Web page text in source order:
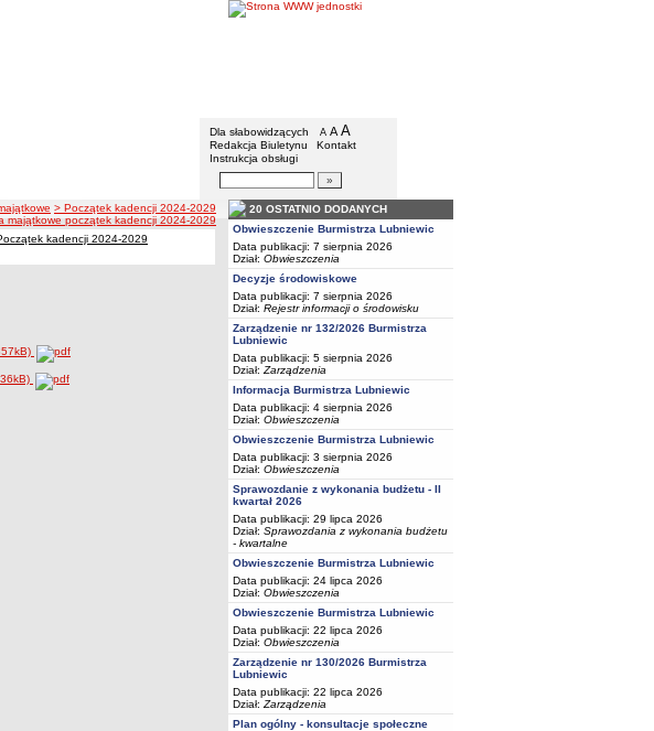
BIP - Urząd Miejski w Lubniewicach
Menu dodatkowe
Dla słabowidzących A pomniejsz czcionkę
A standardowy rozmiar czcionki
A
Redakcja Biuletynu
Kontakt
Instrukcja obsługi
Wyszukiwarka artykułów
> Początek kadencji 2024-2029
majątkowe początek kadencji 2024-2029
kadencji 2024-2029
20 OSTATNIO DODANYCH
Obwieszczenie Burmistrza Lubniewic
Data publikacji: 7 sierpnia 2026
Dział: Obwieszczenia
Decyzje środowiskowe
Data publikacji: 7 sierpnia 2026
Dział: Rejestr informacji o środowisku
Zarządzenie nr 132/2026 Burmistrza
Lubniewic
Data publikacji: 5 sierpnia 2026
Dział: Zarządzenia
Informacja Burmistrza Lubniewic
Data publikacji: 4 sierpnia 2026
Dział: Obwieszczenia
Obwieszczenie Burmistrza Lubniewic
Data publikacji: 3 sierpnia 2026
Dział: Obwieszczenia
Sprawozdanie z wykonania budżetu - II
kwartał 2026
Data publikacji: 29 lipca 2026
Dział: Sprawozdania z wykonania budżetu
- kwartalne
Obwieszczenie Burmistrza Lubniewic
Data publikacji: 24 lipca 2026
Dział: Obwieszczenia
Obwieszczenie Burmistrza Lubniewic
Data publikacji: 22 lipca 2026
Dział: Obwieszczenia
Zarządzenie nr 130/2026 Burmistrza
Lubniewic
Data publikacji: 22 lipca 2026
Dział: Zarządzenia
Plan ogólny - konsultacje społeczne